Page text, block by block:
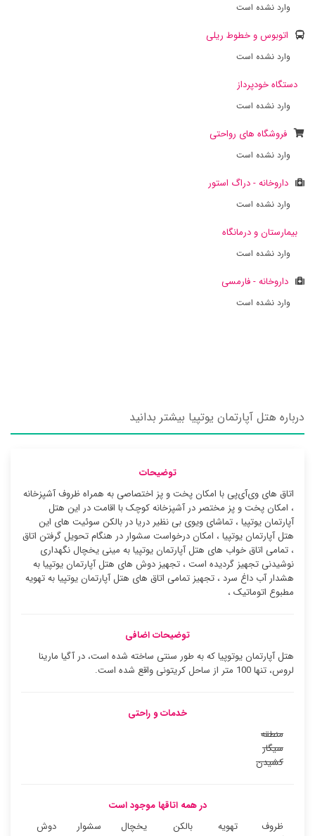
وارد نشده است
اتوبوس و خطوط ریلی
وارد نشده است
دستگاه خودپرداز
وارد نشده است
فروشگاه های رواحتی
وارد نشده است
داروخانه - دراگ استور
وارد نشده است
بیمارستان و درمانگاه
وارد نشده است
داروخانه - فارمسی
وارد نشده است
درباره هتل آپارتمان یوتپیا بیشتر بدانید
توضیحات
اتاق های وی‌آی‌پی با امکان پخت و پز اختصاصی به همراه ظروف آشپزخانه
، امکان پخت و پز مختصر در آشپزخانه کوچک با اقامت در این هتل
آپارتمان یوتپیا ، تماشای ویوی بی نظیر دریا در بالکن سوئیت ‌های این
هتل آپارتمان یوتپیا ، امکان درخواست سشوار در هنگام تحویل گرفتن اتاق
، تمامی اتاق خواب های هتل آپارتمان یوتپیا به مینی یخچال نگهداری
نوشیدنی تجهیز گردیده است ، تجهیز دوش های هتل آپارتمان یوتپیا به
هشدار آب داغ سرد ، تجهیز تمامی اتاق های هتل آپارتمان یوتپیا به تهویه
مطبوع اتوماتیک ،
توضیحات اضافی
هتل آپارتمان یوتوپیا که به طور سنتی ساخته شده است، در آگیا مارینا
لروس، تنها 100 متر از ساحل کریتونی واقع شده است.
خدمات و راحتی
منطقه
سیگار
کشیدن
در همه اتاقها موجود است
ظروف
تهویه
بالکن یخچال سشوار دوش